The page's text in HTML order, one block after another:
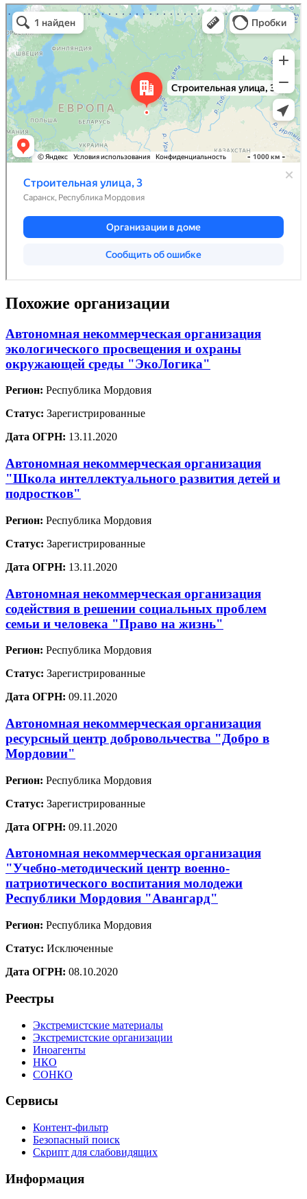
Похожие организации
Автономная некоммерческая организация
экологического просвещения и охраны
окружающей среды "ЭкоЛогика"
Регион: Республика Мордовия
Статус: Зарегистрированные
Дата ОГРН: 13.11.2020
Автономная некоммерческая организация
"Школа интеллектуального развития детей и
подростков"
Регион: Республика Мордовия
Статус: Зарегистрированные
Дата ОГРН: 13.11.2020
Автономная некоммерческая организация
содействия в решении социальных проблем
семьи и человека "Право на жизнь"
Регион: Республика Мордовия
Статус: Зарегистрированные
Дата ОГРН: 09.11.2020
Автономная некоммерческая организация
ресурсный центр добровольчества "Добро в
Мордовии"
Регион: Республика Мордовия
Статус: Зарегистрированные
Дата ОГРН: 09.11.2020
Автономная некоммерческая организация
"Учебно-методический центр военно-
патриотического воспитания молодежи
Республики Мордовия "Авангард"
Регион: Республика Мордовия
Статус: Исключенные
Дата ОГРН: 08.10.2020
Реестры
Экстремистские материалы
Экстремистские организации
Иноагенты
НКО
СОНКО
Сервисы
Контент-фильтр
Безопасный поиск
Скрипт для слабовидящих
Информация